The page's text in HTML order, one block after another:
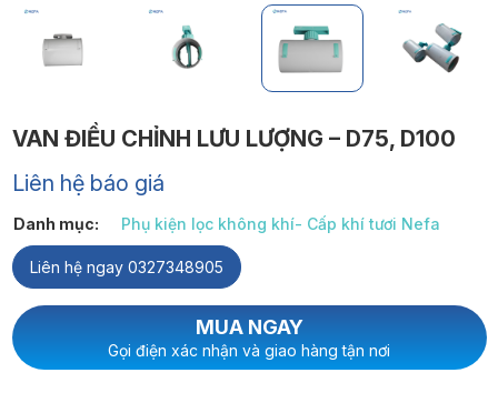
VAN ĐIỀU CHỈNH LƯU LƯỢNG – D75, D100
Liên hệ báo giá
Danh mục: Phụ kiện lọc không khí- Cấp khí tươi Nefa
Liên hệ ngay 0327348905
MUA NGAY
Gọi điện xác nhận và giao hàng tận nơi